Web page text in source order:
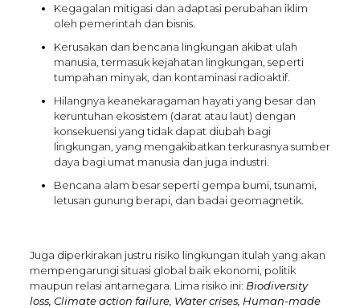
Kegagalan mitigasi dan adaptasi perubahan iklim
oleh pemerintah dan bisnis.
Kerusakan dan bencana lingkungan akibat ulah
manusia, termasuk kejahatan lingkungan, seperti
tumpahan minyak, dan kontaminasi radioaktif.
Hilangnya keanekaragaman hayati yang besar dan
keruntuhan ekosistem (darat atau laut) dengan
konsekuensi yang tidak dapat diubah bagi
lingkungan, yang mengakibatkan terkurasnya sumber
daya bagi umat manusia dan juga industri.
Bencana alam besar seperti gempa bumi, tsunami,
letusan gunung berapi, dan badai geomagnetik.
Juga diperkirakan justru risiko lingkungan itulah yang akan
mempengarungi situasi global baik ekonomi, politik
maupun relasi antarnegara. Lima risiko ini: Biodiversity
loss, Climate action failure, Water crises, Human-made